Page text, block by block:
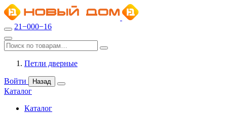
21−000−16
Петли дверные
Войти Назад
Каталог
Каталог